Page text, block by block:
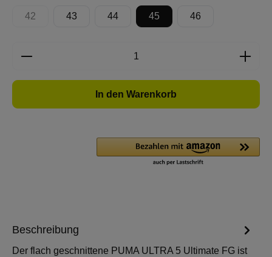
42
(Diese Option ist zurzeit nicht verfügbar.)
43 44 45 46
Produkt Anzahl: Gib den gewünschten
In den Warenkorb
Beschreibung
Der flach geschnittene PUMA ULTRA 5 Ultimate FG ist